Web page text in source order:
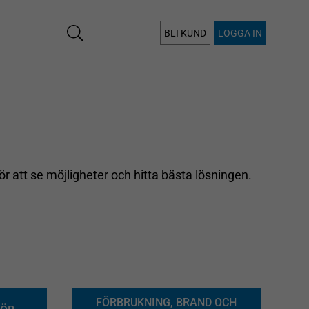
BLI KUND LOGGA IN
att se möjligheter och hitta bästa lösningen.
FÖRBRUKNING, BRAND OCH